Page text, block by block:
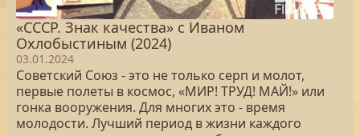
«СССР. Знак качества» с Иваном
Охлобыстиным (2024)
03.01.2024
Советский Союз - это не только серп и молот,
первые полеты в космос, «МИР! ТРУД! МАЙ!» или
гонка вооружения. Для многих это - время
молодости. Лучший период в жизни каждого